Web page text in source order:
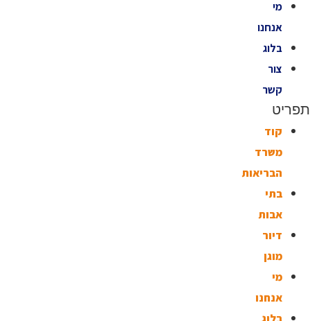
מי
אנחנו
בלוג
צור
קשר
תפריט
קוד
משרד
הבריאות
בתי
אבות
דיור
מוגן
מי
אנחנו